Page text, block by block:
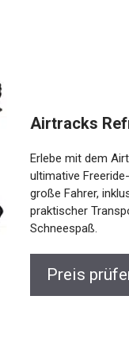
Airtracks
Erlebe mit dem
ultimative
für große Fahrer,
praktischer
Schneespaß.
Preis